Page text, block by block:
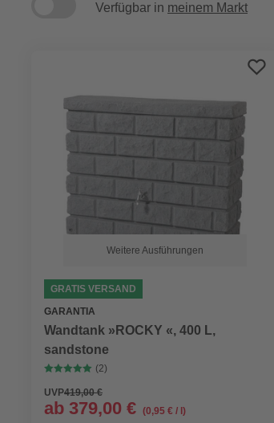
Verfügbar in meinem Markt
Weitere Ausführungen
GRATIS VERSAND
GARANTIA
Wandtank »ROCKY «, 400 L,
sandstone
(2)
UVP419,00 €
ab 379,00 € (0,95 € / l)